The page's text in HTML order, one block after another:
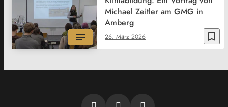
bookmark_border
26. März 2026
Michael Zeitler am GMG in
Amberg